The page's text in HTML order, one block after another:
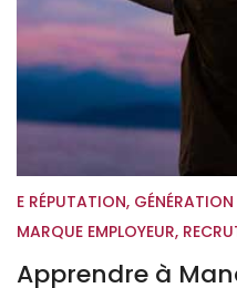
E RÉPUTATION, GÉNÉRATION
MARQUE EMPLOYEUR,
Apprendre à